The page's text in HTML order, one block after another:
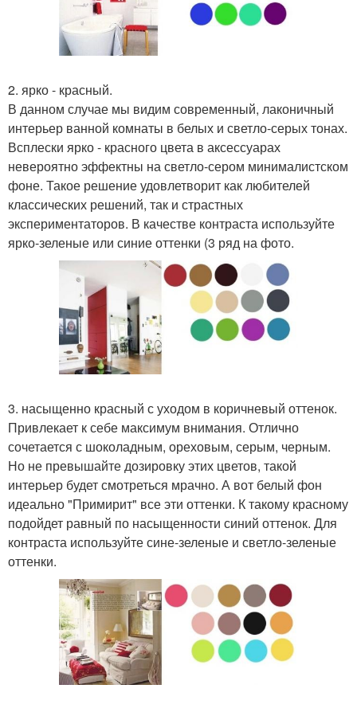
2. ярко - красный.
В данном случае мы видим современный, лаконичный
интерьер ванной комнаты в белых и светло-серых тонах.
Всплески ярко - красного цвета в аксессуарах
невероятно эффектны на светло-сером минималистском
фоне. Такое решение удовлетворит как любителей
классических решений, так и страстных
экспериментаторов. В качестве контраста используйте
ярко-зеленые или синие оттенки (3 ряд на фото.
3. насыщенно красный с уходом в коричневый оттенок.
Привлекает к себе максимум внимания. Отлично
сочетается с шоколадным, ореховым, серым, черным.
Но не превышайте дозировку этих цветов, такой
интерьер будет смотреться мрачно. А вот белый фон
идеально "Примирит" все эти оттенки. К такому красному
подойдет равный по насыщенности синий оттенок. Для
контраста используйте сине-зеленые и светло-зеленые
оттенки.